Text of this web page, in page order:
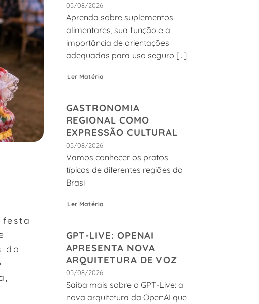
do
05/08/2026
Aprenda sobre suplementos
alimentares, sua função e a
importância de orientações
adequadas para uso seguro [...]
Ler Matéria
GASTRONOMIA
REGIONAL COMO
EXPRESSÃO CULTURAL
05/08/2026
Vamos conhecer os pratos
típicos de diferentes regiões do
Brasi
Ler Matéria
GPT-LIVE: OPENAI
APRESENTA NOVA
ARQUITETURA DE VOZ
05/08/2026
Saiba mais sobre o GPT-Live: a
nova arquitetura da OpenAI que